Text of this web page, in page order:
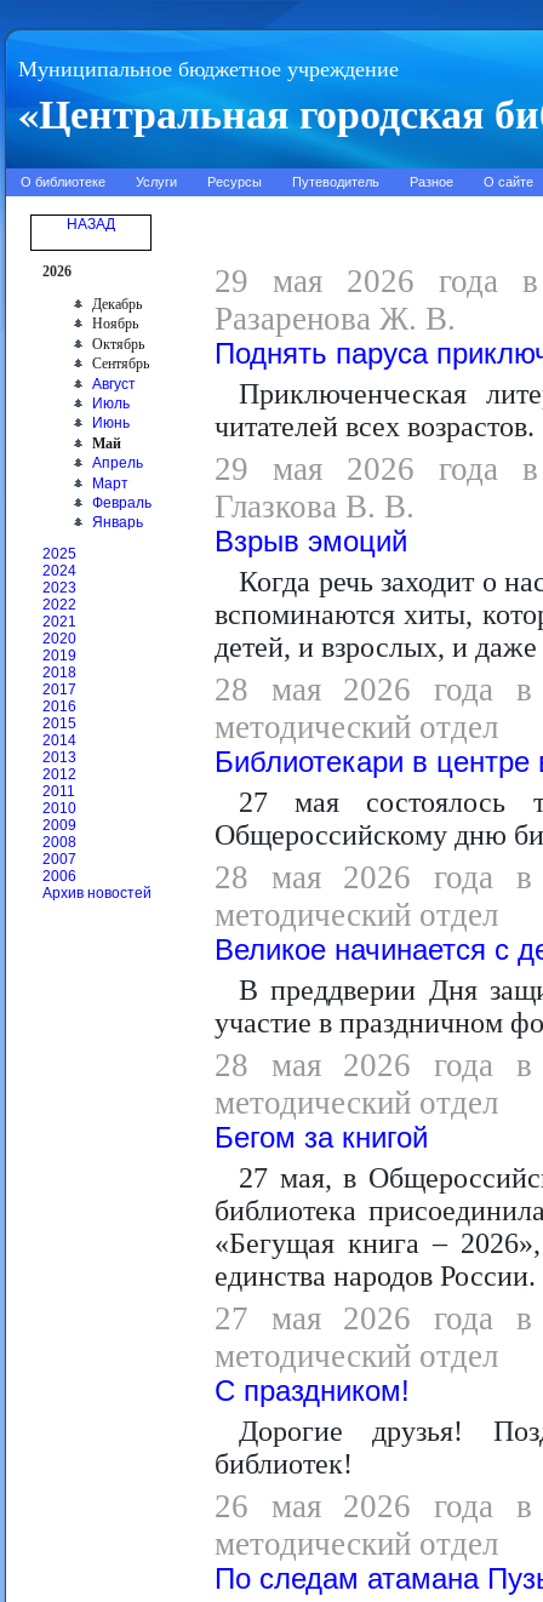
Муниципальное бюджетное учреждение
«Центральная городская
О библиотеке Услуги Ресурсы Путеводитель Разное О сайте
НАЗАД
2026
Декабрь
Ноябрь
Октябрь
Сентябрь
Август
Июль
Июнь
Май
Апрель
Март
Февраль
Январь
2025
2024
2023
2022
2021
2020
2019
2018
2017
2016
2015
2014
2013
2012
2011
2010
2009
2008
2007
2006
Архив новостей
29 мая 2026 года в
Разаренова Ж. В.
Поднять паруса
Приключенческая
читателей всех возрастов.
29 мая 2026 года в
Глазкова В. В.
Взрыв эмоций
Когда речь заходит о
вспоминаются хиты,
детей, и взрослых, и
28 мая 2026 года в
методический отдел
Библиотекари в центре
27 мая состоялось
Общероссийскому дню
28 мая 2026 года в
методический отдел
Великое начинается с
В преддверии Дня
участие в праздничном
28 мая 2026 года в
методический отдел
Бегом за книгой
27 мая, в
библиотека
«Бегущая книга –
единства народов России.
27 мая 2026 года в
методический отдел
С праздником!
Дорогие друзья!
библиотек!
26 мая 2026 года в
методический отдел
По следам атамана